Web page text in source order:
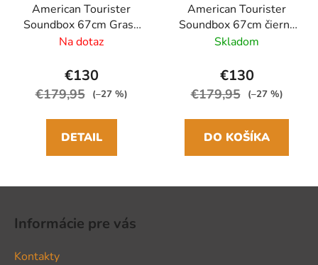
American Tourister
Soundbox 67cm Grass
Green Zelený
Na dotaz
€130
€179,95 (–27 %)
DETAIL
American Tourister
Soundbox 67cm čierna
Spinner rozšíriteľný
Skladom
€130
€179,95 (–27 %)
DO KOŠÍKA
Informácie pre vás
Kontakty